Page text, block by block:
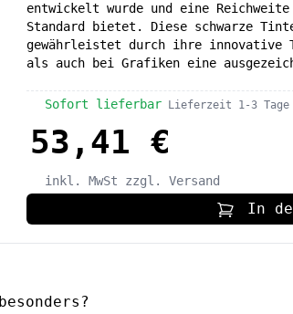
entwickelt wurde und eine
Standard bietet. Diese schwarze
gewährleistet durch ihre innovative
als auch bei Grafiken eine
Sofort lieferbar Lieferzeit 1-3 Tage
53,41 €
inkl. MwSt zzgl. Versand
In